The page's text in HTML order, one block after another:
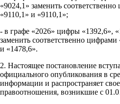
«9024,1» заменить
«9110,1» и «9110,1»;
- в графе «2026» цифры «1392,6»,
заменить соответственно
и «1478,6».
2. Настоящее постановление
официального опубликования в
информации и распространяет
правоотношения, возникшие с